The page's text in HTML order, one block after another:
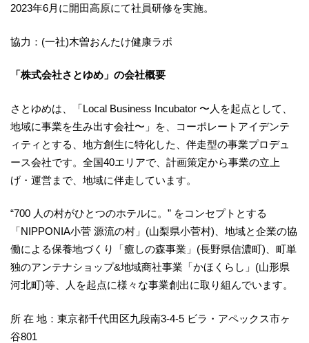
2023年6月に開田高原にて社員研修を実施。
協力：(一社)木曽おんたけ健康ラボ
「株式会社さとゆめ」の会社概要
さとゆめは、「Local Business Incubator 〜人を起点として、
地域に事業を生み出す会社〜」を、コーポレートアイデンテ
ィティとする、地方創生に特化した、伴走型の事業プロデュ
ース会社です。全国40エリアで、計画策定から事業の立上
げ・運営まで、地域に伴走しています。
“700 人の村がひとつのホテルに。” をコンセプトとする
「NIPPONIA小菅 源流の村」(山梨県小菅村)、地域と企業の協
働による保養地づくり「癒しの森事業」(長野県信濃町)、町単
独のアンテナショップ&地域商社事業「かほくらし」(山形県
河北町)等、人を起点に様々な事業創出に取り組んでいます。
所 在 地：東京都千代田区九段南3-4-5 ビラ・アペックス市ヶ
谷801